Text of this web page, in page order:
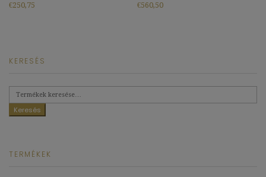
€250,75 €560,50
KERESÉS
következőre:
Keresés
TERMÉKEK